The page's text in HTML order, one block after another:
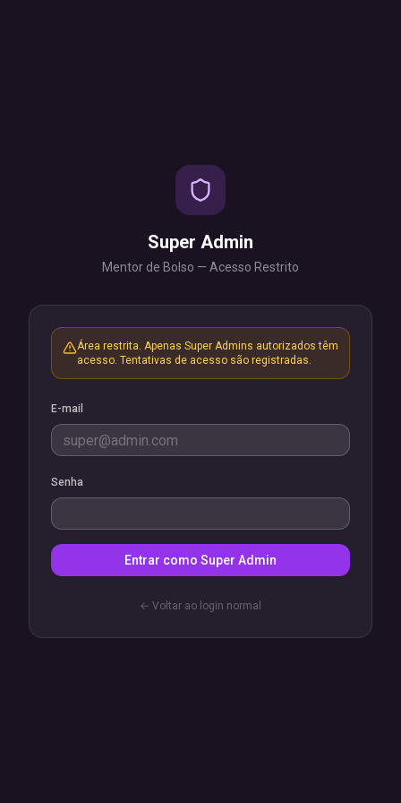
Super Admin
Mentor de Bolso — Acesso Restrito
Área restrita. Apenas Super Admins autorizados têm
acesso. Tentativas de acesso são registradas.
E-mail
Senha
Entrar como Super Admin
← Voltar ao login normal